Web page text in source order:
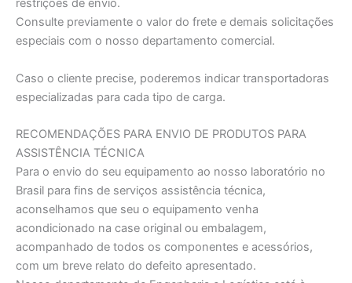
restrições de envio.
Consulte previamente o valor do frete e demais solicitações
especiais com o nosso departamento comercial.
Caso o cliente precise, poderemos indicar transportadoras
especializadas para cada tipo de carga.
RECOMENDAÇÕES PARA ENVIO DE PRODUTOS PARA
ASSISTÊNCIA TÉCNICA
Para o envio do seu equipamento ao nosso laboratório no
Brasil para fins de serviços assistência técnica,
aconselhamos que seu o equipamento venha
acondicionado na case original ou embalagem,
acompanhado de todos os componentes e acessórios,
com um breve relato do defeito apresentado.